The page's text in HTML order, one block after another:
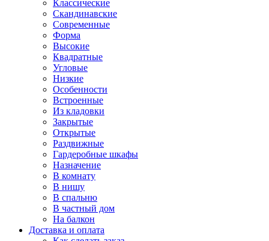
Классические
Скандинавские
Современные
Форма
Высокие
Квадратные
Угловые
Низкие
Особенности
Встроенные
Из кладовки
Закрытые
Открытые
Раздвижные
Гардеробные шкафы
Назначение
В комнату
В нишу
В спальню
В частный дом
На балкон
Доставка и оплата